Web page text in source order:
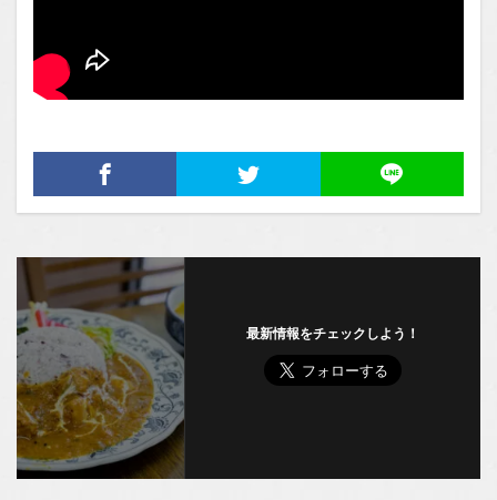
最新情報をチェックしよう！